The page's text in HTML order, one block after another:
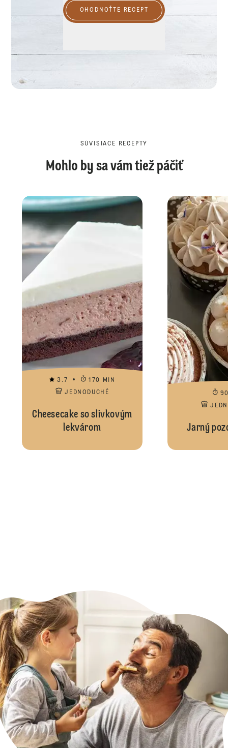
OHODNOŤTE RECEPT
SÚVISIACE RECEPTY
Mohlo by sa vám tiež páčiť
3.7
170 MIN
JEDNODUCHÉ
Cheesecake so slivkovým
lekvárom
Jarný